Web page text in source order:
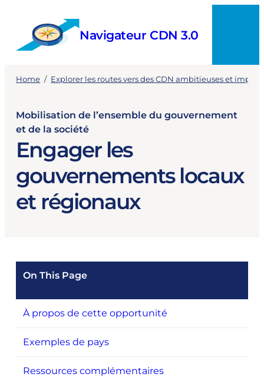
content
Navigateur CDN 3.0
Home / Explorer les routes vers des CDN ambitieuses et
Mobilisation de l’ensemble du gouvernement
et de la société
Engager les
gouvernements locaux
et régionaux
On This Page
À propos de cette opportunité
Exemples de pays
Ressources complémentaires